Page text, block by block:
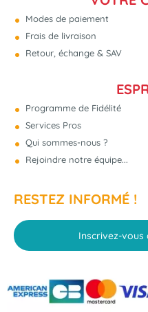
Modes de paiement
Frais de livraison
Retour, échange & SAV
Programme de Fidélité
Services Pros
Qui sommes-nous ?
Rejoindre notre équipe...
RESTEZ INFORMÉ !
Inscrivez-